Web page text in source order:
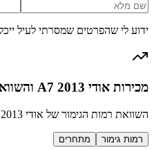
ידוע לי שהפרטים שמסרתי לעיל
מכירות אודי A7 2013 והשוואה למתחרים
השוואת רמות הגימור של אודי A7 2013 לבין המתחרים הבולטים בקטגוריה סלון
רמות גימור מתחרים